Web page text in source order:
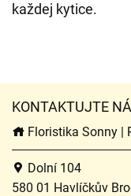
každej kytice.
KONTAKTUJTE
Floristika Sonny |
Dolní 104
580 01 Havlíčkův